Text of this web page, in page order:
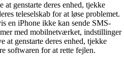
genstarte deres enhed, tjekke
teleselskab for at løse problemet.
en iPhone ikke kan sende SMS-
med mobilnetværket, indstillinger
at genstarte deres enhed, tjekke
softwaren for at rette fejlen.